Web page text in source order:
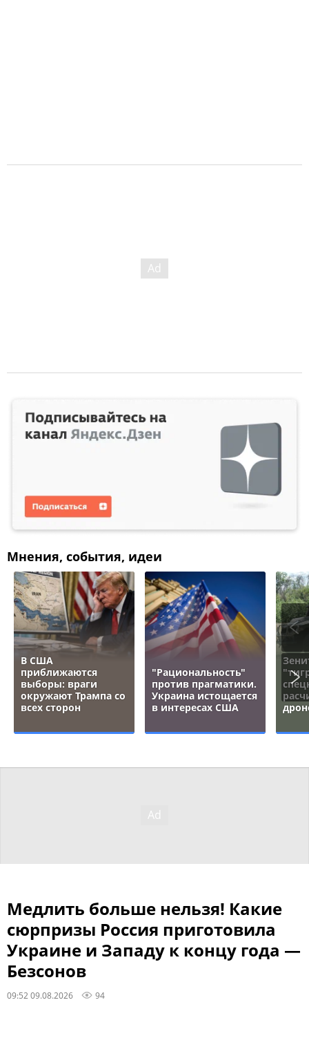
Мнения, события, идеи
В США
приближаются
выборы: враги
окружают Трампа со
всех сторон
"Рациональность"
против прагматики.
Украина истощается
в интересах США
Медлить больше нельзя! Какие
сюрпризы Россия приготовила
Украине и Западу к концу года —
Безсонов
09:52 09.08.2026 94